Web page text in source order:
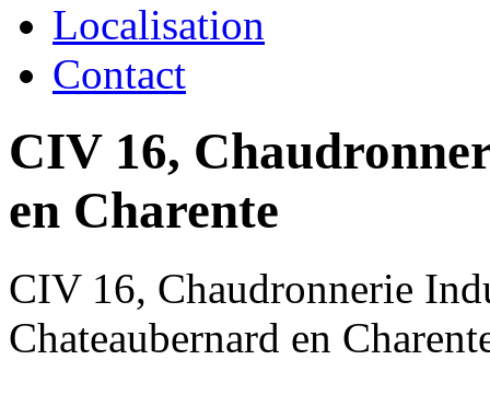
Localisation
Contact
CIV 16,
en Charente
CIV 16, Chaudronnerie
Chateaubernard en